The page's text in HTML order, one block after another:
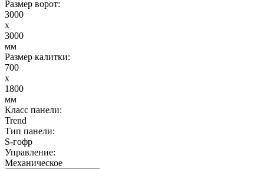
Размер ворот:
3000
x
3000
мм
Размер калитки:
700
x
1800
мм
Класс панели:
Trend
Тип панели:
S-гофр
Управление:
Механическое